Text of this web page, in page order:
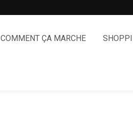
COMMENT ÇA MARCHE